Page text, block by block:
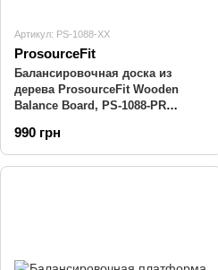
Артикул: PS-1088-XX
ProsourceFit
Балансировочная доска из
дерева ProsourceFit Wooden
Balance Board, PS-1088-PR
990 грн